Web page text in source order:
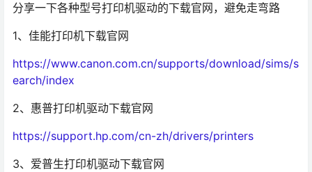
分享一下各种型号打印机驱动的下载官网，避免走弯路
1、佳能打印机下载官网
https://www.canon.com.cn/supports/download/sims/s
earch/index
2、惠普打印机驱动下载官网
https://support.hp.com/cn-zh/drivers/printers
3、爱普生打印机驱动下载官网